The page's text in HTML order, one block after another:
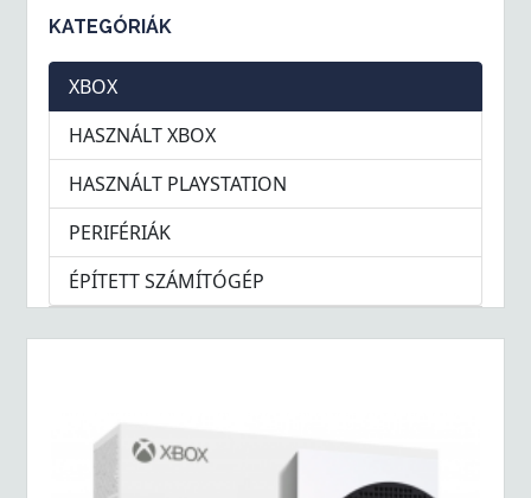
KATEGÓRIÁK
XBOX
HASZNÁLT XBOX
HASZNÁLT PLAYSTATION
PERIFÉRIÁK
ÉPÍTETT SZÁMÍTÓGÉP